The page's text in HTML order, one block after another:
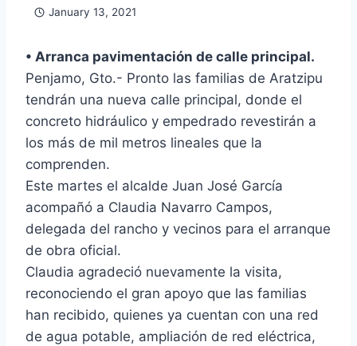
January 13, 2021
• Arranca pavimentación de calle principal.
Penjamo, Gto.- Pronto las familias de Aratzipu
tendrán una nueva calle principal, donde el
concreto hidráulico y empedrado revestirán a
los más de mil metros lineales que la
comprenden.
Este martes el alcalde Juan José García
acompañó a Claudia Navarro Campos,
delegada del rancho y vecinos para el arranque
de obra oficial.
Claudia agradeció nuevamente la visita,
reconociendo el gran apoyo que las familias
han recibido, quienes ya cuentan con una red
de agua potable, ampliación de red eléctrica,